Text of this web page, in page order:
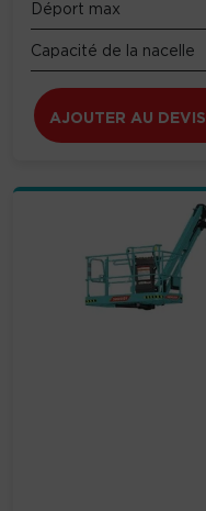
Déport max
Capacité de la nacelle
AJOUTER AU DEVIS